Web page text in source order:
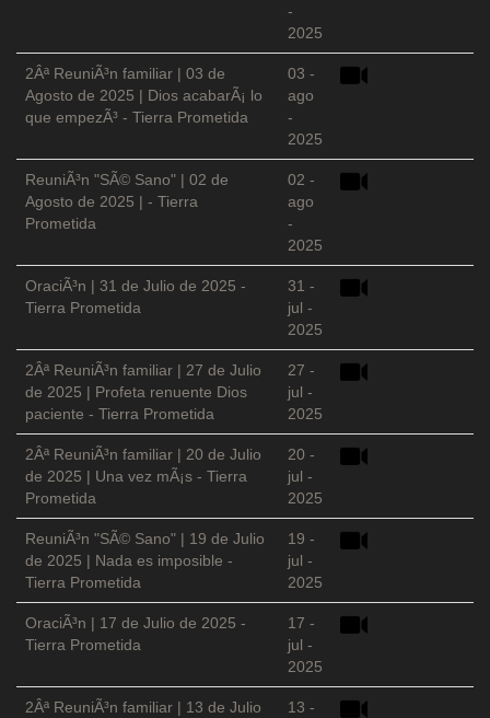
-
2025
2Âª ReuniÃ³n familiar | 03 de
Agosto de 2025 | Dios acabarÃ¡ lo
que empezÃ³ - Tierra Prometida
03 -
ago
-
2025
ReuniÃ³n "SÃ© Sano" | 02 de
Agosto de 2025 | - Tierra
Prometida
02 -
ago
-
2025
OraciÃ³n | 31 de Julio de 2025 -
Tierra Prometida
31 -
jul -
2025
2Âª ReuniÃ³n familiar | 27 de Julio
de 2025 | Profeta renuente Dios
paciente - Tierra Prometida
27 -
jul -
2025
2Âª ReuniÃ³n familiar | 20 de Julio
de 2025 | Una vez mÃ¡s - Tierra
Prometida
20 -
jul -
2025
ReuniÃ³n "SÃ© Sano" | 19 de Julio
de 2025 | Nada es imposible -
Tierra Prometida
19 -
jul -
2025
OraciÃ³n | 17 de Julio de 2025 -
Tierra Prometida
17 -
jul -
2025
2Âª ReuniÃ³n familiar | 13 de Julio
13 -